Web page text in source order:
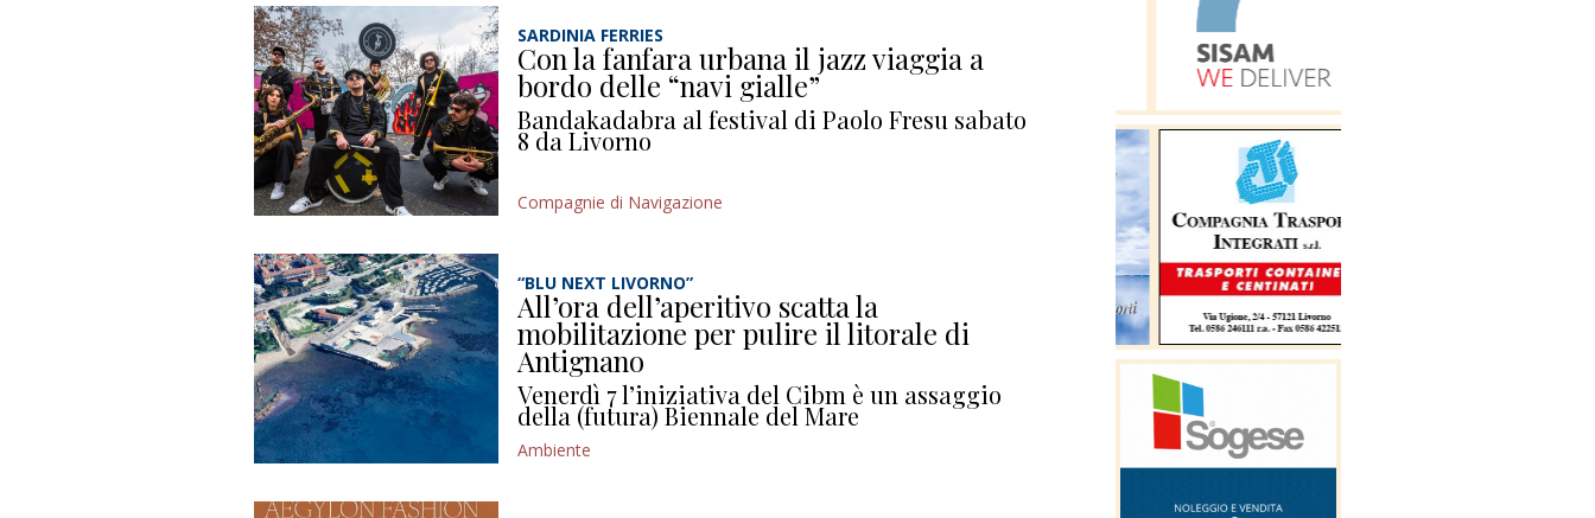
SARDINIA FERRIES
Con la fanfara urbana il jazz viaggia a
bordo delle “navi gialle”
Bandakadabra al festival di Paolo Fresu sabato
8 da Livorno
Compagnie di Navigazione
“BLU NEXT LIVORNO”
All’ora dell’aperitivo scatta la
mobilitazione per pulire il litorale di
Antignano
Venerdì 7 l’iniziativa del Cibm è un assaggio
della (futura) Biennale del Mare
Ambiente